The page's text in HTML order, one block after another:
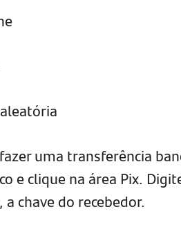
uma transferência
e clique na área Pix.
a chave do recebedor.